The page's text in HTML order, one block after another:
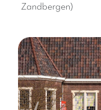
van de activiteiten en
dorpen verkennen,
de vele
meren en rivieren die
Mis niet de kans om
Zandbergen)